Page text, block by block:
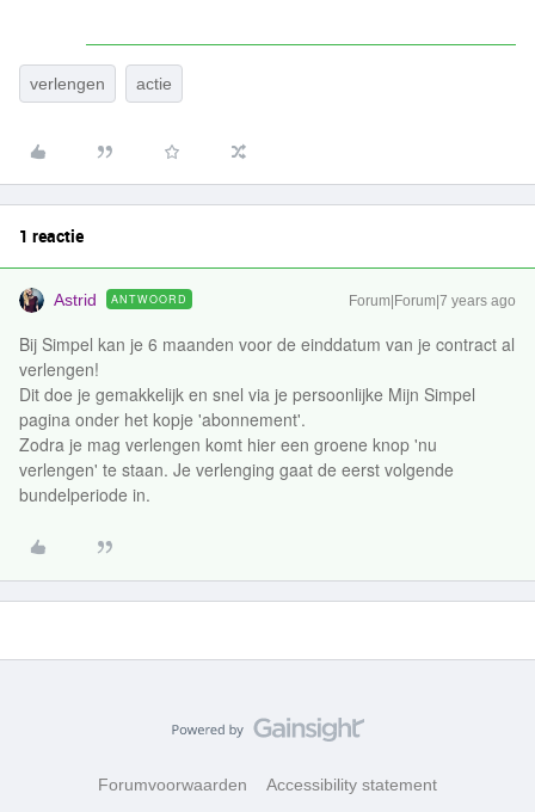
verlengen actie
1 reactie
Astrid ANTWOORD Forum|Forum|7 years ago
Bij Simpel kan je 6 maanden voor de einddatum van je contract al
verlengen!
Dit doe je gemakkelijk en snel via je persoonlijke Mijn Simpel
pagina onder het kopje 'abonnement'.
Zodra je mag verlengen komt hier een groene knop 'nu
verlengen' te staan. Je verlenging gaat de eerst volgende
bundelperiode in.
Forumvoorwaarden Accessibility statement